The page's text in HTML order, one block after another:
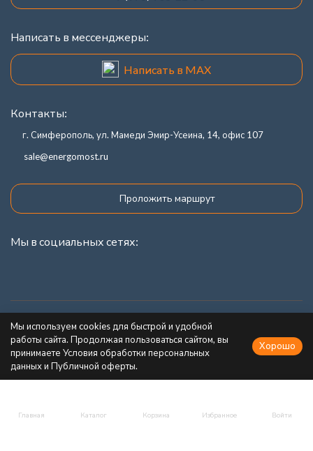
Главная Каталог Корзина Избранное Войти
Написать в мессенджеры:
Написать в MAX
Контакты:
г. Симферополь, ул. Мамеди Эмир-Усеина, 14, офис 107
sale@energomost.ru
Проложить маршрут
Мы в социальных сетях:
Каталог товаров
Информация
Мы используем cookies для быстрой и удобной
работы сайта. Продолжая пользоваться сайтом, вы
принимаете Условия обработки персональных
данных и Публичной оферты.
Хорошо